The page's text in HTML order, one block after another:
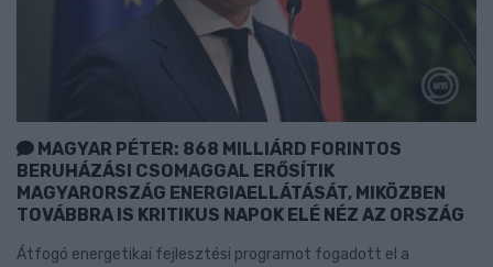
MAGYAR PÉTER: 868 MILLIÁRD FORINTOS
BERUHÁZÁSI CSOMAGGAL ERŐSÍTIK
MAGYARORSZÁG ENERGIAELLÁTÁSÁT, MIKÖZBEN
TOVÁBBRA IS KRITIKUS NAPOK ELÉ NÉZ AZ ORSZÁG
Átfogó energetikai fejlesztési programot fogadott el a